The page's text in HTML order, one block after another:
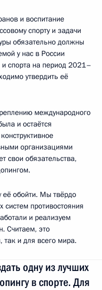
и воспитание
спорту и задачи
обязательно должны
у нас в России
и спорта на период 2021–
утвердить её
международного
и остаётся
организациями
свои обязательства,
её обойти. Мы твёрдо
систем противостояния
и реализуем
Считаем, это
и для всего мира.
одну из лучших
в спорте. Для